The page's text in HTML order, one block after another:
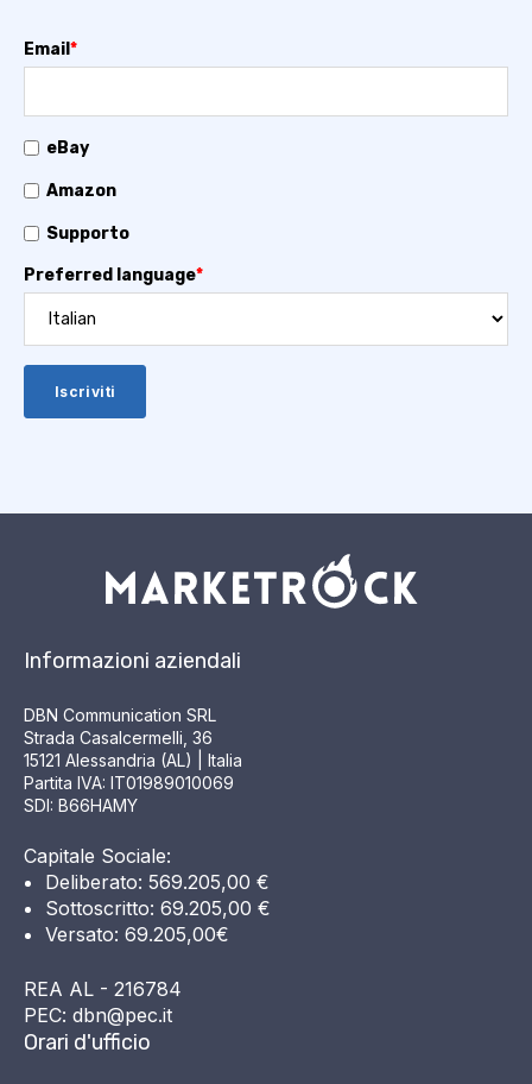
Email *
eBay
Amazon
Supporto
Preferred language*
Informazioni aziendali
DBN Communication SRL
Strada Casalcermelli, 36
15121 Alessandria (AL) | Italia
Partita IVA: IT01989010069
SDI: B66HAMY
Capitale Sociale:
Deliberato: 569.205,00 €
Sottoscritto: 69.205,00 €
Versato: 69.205,00€
REA AL - 216784
PEC: dbn@pec.it
Orari d'ufficio